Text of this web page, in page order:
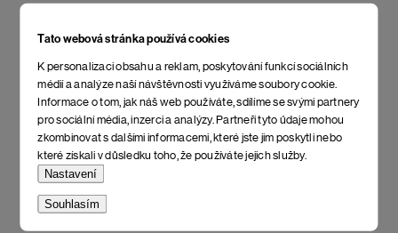
Tato webová stránka používá cookies
K personalizaci obsahu a reklam, poskytování funkcí sociálních
médií a analýze naší návštěvnosti využíváme soubory cookie.
Informace o tom, jak náš web používáte, sdílíme se svými partnery
pro sociální média, inzerci a analýzy. Partneři tyto údaje mohou
zkombinovat s dalšími informacemi, které jste jim poskytli nebo
které získali v důsledku toho, že používáte jejich služby.
Nastavení
Souhlasím